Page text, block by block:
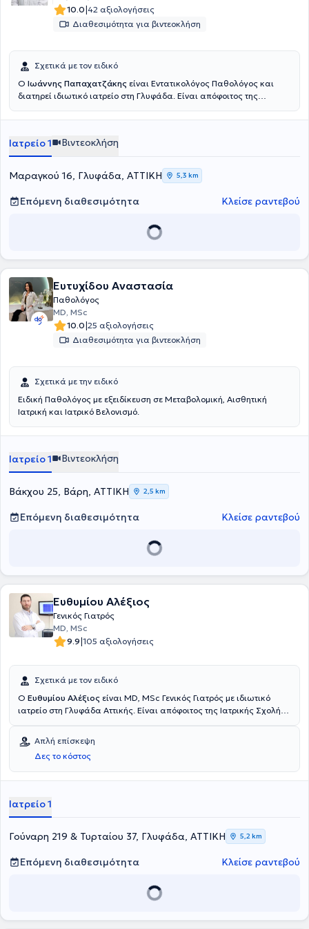
10.0|42 αξιολογήσεις
Διαθεσιμότητα για βιντεοκλήση
Σχετικά με τον ειδικό
Ο Ιωάννης Παπαχατζάκης είναι Εντατικολόγος Παθολόγος και
διατηρεί ιδιωτικό ιατρείο στη Γλυφάδα. Είναι απόφοιτος της
Εσωτερική Παθολογία με μεταπτυχιακές σπουδές και υποψήφιος
Hospital Center.
Ιατρείο 1 Βιντεοκλήση
Μαραγκού 16, Γλυφάδα, ΑΤΤΙΚΗ 5,3 km
Επόμενη διαθεσιμότητα Κλείσε ραντεβού
Ευτυχίδου Αναστασία
Παθολόγος
MD, MSc
10.0|25 αξιολογήσεις
Διαθεσιμότητα για βιντεοκλήση
Σχετικά με την ειδικό
Ειδική Παθολόγος με εξειδίκευση σε Μεταβολομική, Αισθητική
Ιατρική και Ιατρικό Βελονισμό.
Ιατρείο 1 Βιντεοκλήση
Βάκχου 25, Βάρη, ΑΤΤΙΚΗ 2,5 km
Επόμενη διαθεσιμότητα Κλείσε ραντεβού
Ευθυμίου Αλέξιος
Γενικός Γιατρός
MD, MSc
9.9|105 αξιολογήσεις
Σχετικά με τον ειδικό
Ο Ευθυμίου Αλέξιος είναι MD, MSc Γενικός Γιατρός με ιδιωτικό
ιατρείο στη Γλυφάδα Αττικής. Είναι απόφοιτος της Ιατρικής Σχολής
διαθέτει και πιστοποιητικό πρώτων βοηθειών και χρήσης
εξωτερικού απινιδωτή (BLS/AED). Διαθέτει πολυετή επαγγελματική
εμπειρία, καθώς είναι Συνεργάτης - Γιατρός στις εταιρείες ΕΚΑΒΗ
και Eurodiet Med, ενώ έχει υπάρξει Επιστημονικός Συνεργάτης του
Επειγόντων, Διαβητολογικού και Μαιευτικού Τμήματος του Κέντρου
Υγείας Μαρκόπουλου. Τέλος, ο γιατρός είναι μέλος της Ελληνικής
Απλή επίσκεψη
Δες το κόστος
Ιατρείο 1
Γούναρη 219 & Τυρταίου 37, Γλυφάδα, ΑΤΤΙΚΗ 5,2 km
Επόμενη διαθεσιμότητα Κλείσε ραντεβού